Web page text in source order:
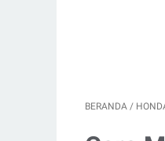
BERANDA /